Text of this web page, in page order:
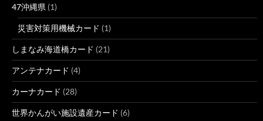
47沖縄県 (1)
災害対策用機械カード (1)
しまなみ海道橋カード (21)
アンテナカード (4)
カーナカード (28)
世界かんがい施設遺産カード (6)